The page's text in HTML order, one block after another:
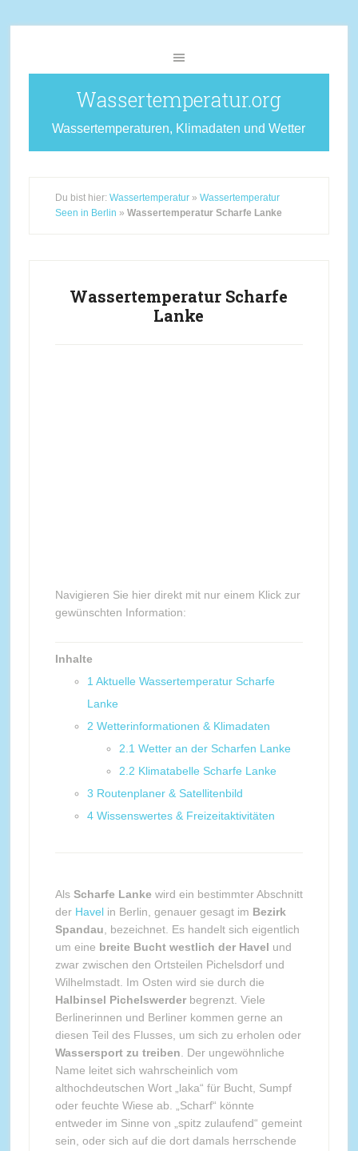
Wassertemperatur.org
Wassertemperaturen, Klimadaten und Wetter
Du bist hier: Wassertemperatur» Wassertemperatur
Seen in Berlin » Wassertemperatur Scharfe Lanke
Wassertemperatur Scharfe
Lanke
Navigieren Sie hier direkt mit nur einem Klick zur
gewünschten Information:
Inhalte
1 Aktuelle Wassertemperatur Scharfe
Lanke
2 Wetterinformationen & Klimadaten
2.1 Wetter an der Scharfen Lanke
2.2 Klimatabelle Scharfe Lanke
3 Routenplaner & Satellitenbild
4 Wissenswertes & Freizeitaktivitäten
Als Scharfe Lanke wird ein bestimmter Abschnitt
der Havelin Berlin, genauer gesagt im Bezirk
Spandau , bezeichnet. Es handelt sich eigentlich
um eine breite Bucht westlich der Havel und
zwar zwischen den Ortsteilen Pichelsdorf und
Wilhelmstadt. Im Osten wird sie durch die
Halbinsel Pichelswerderbegrenzt. Viele
Berlinerinnen und Berliner kommen gerne an
diesen Teil des Flusses, um sich zu erholen oder
Wassersport zu treiben . Der ungewöhnliche
Name leitet sich wahrscheinlich vom
althochdeutschen Wort „laka“ für Bucht, Sumpf
oder feuchte Wiese ab. „Scharf“ könnte
entweder im Sinne von „spitz zulaufend“ gemeint
sein, oder sich auf die dort damals herrschende